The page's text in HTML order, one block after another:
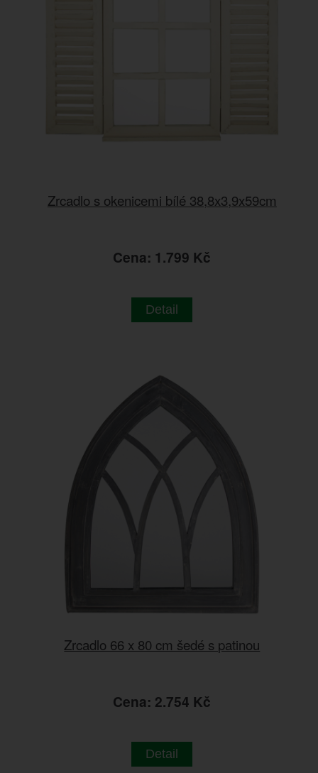
Zrcadlo s okenicemi bílé 38,8x3,9x59cm
Cena: 1.799 Kč
Detail
Zrcadlo 66 x 80 cm šedé s patinou
Cena: 2.754 Kč
Detail